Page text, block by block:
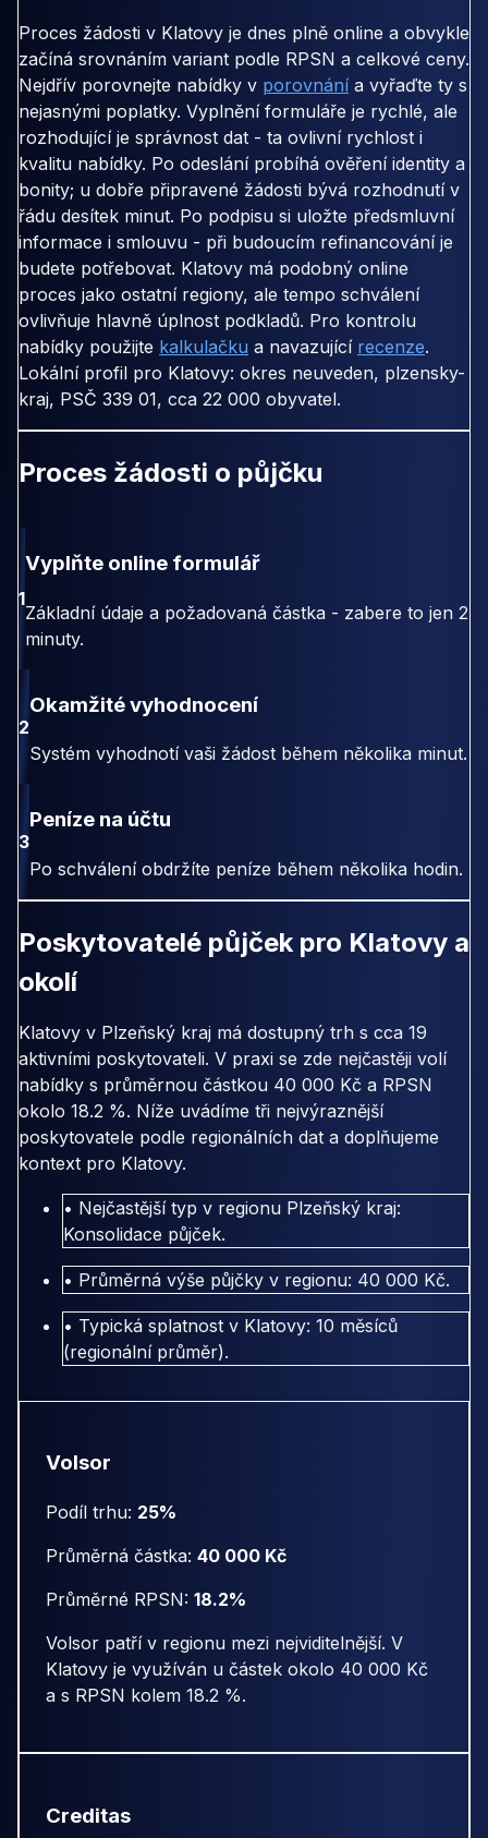
Proces žádosti v Klatovy je dnes plně online a obvykle
začíná srovnáním variant podle RPSN a celkové ceny.
Nejdřív porovnejte nabídky v porovnánía vyřaďte ty s
nejasnými poplatky. Vyplnění formuláře je rychlé, ale
rozhodující je správnost dat - ta ovlivní rychlost i
kvalitu nabídky. Po odeslání probíhá ověření identity a
bonity; u dobře připravené žádosti bývá rozhodnutí v
řádu desítek minut. Po podpisu si uložte předsmluvní
informace i smlouvu - při budoucím refinancování je
budete potřebovat. Klatovy má podobný online
proces jako ostatní regiony, ale tempo schválení
ovlivňuje hlavně úplnost podkladů. Pro kontrolu
nabídky použijte kalkulačku a navazující recenze.
Lokální profil pro Klatovy: okres neuveden, plzensky-
kraj, PSČ 339 01, cca 22 000 obyvatel.
Proces žádosti o půjčku
1
Vyplňte online formulář
Základní údaje a požadovaná částka - zabere to jen 2
minuty.
2
Okamžité vyhodnocení
Systém vyhodnotí vaši žádost během několika minut.
3
Peníze na účtu
Po schválení obdržíte peníze během několika hodin.
Poskytovatelé půjček pro Klatovy a
okolí
Klatovy v Plzeňský kraj má dostupný trh s cca 19
aktivními poskytovateli. V praxi se zde nejčastěji volí
nabídky s průměrnou částkou 40 000 Kč a RPSN
okolo 18.2 %. Níže uvádíme tři nejvýraznější
poskytovatele podle regionálních dat a doplňujeme
kontext pro Klatovy.
• Nejčastější typ v regionu Plzeňský kraj:
Konsolidace půjček.
• Průměrná výše půjčky v regionu: 40 000 Kč.
• Typická splatnost v Klatovy: 10 měsíců
(regionální průměr).
Volsor
Podíl trhu: 25%
Průměrná částka: 40 000 Kč
Průměrné RPSN: 18.2%
Volsor patří v regionu mezi nejviditelnější. V
Klatovy je využíván u částek okolo 40 000 Kč
a s RPSN kolem 18.2 %.
Creditas